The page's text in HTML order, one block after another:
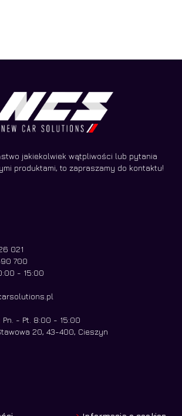
jakiekolwiek wątpliwości lub pytania
produktami, to zapraszamy do kontaktu!
021
700
- 15:00
Pn. - Pt. 8:00 - 15:00
20, 43-400, Cieszyn